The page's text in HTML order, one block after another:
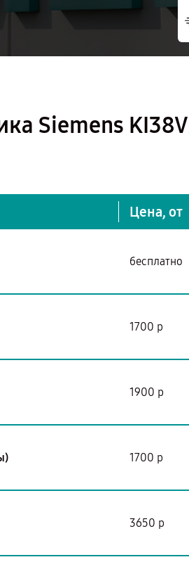
Siemens
Цена, от
бесплатно
1700 р
1900 р
1700 р
3650 р